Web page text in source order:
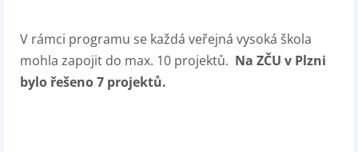
V rámci programu se každá veřejná vysoká škola
mohla zapojit do max. 10 projektů. Na ZČU v Plzni
bylo řešeno 7 projektů.